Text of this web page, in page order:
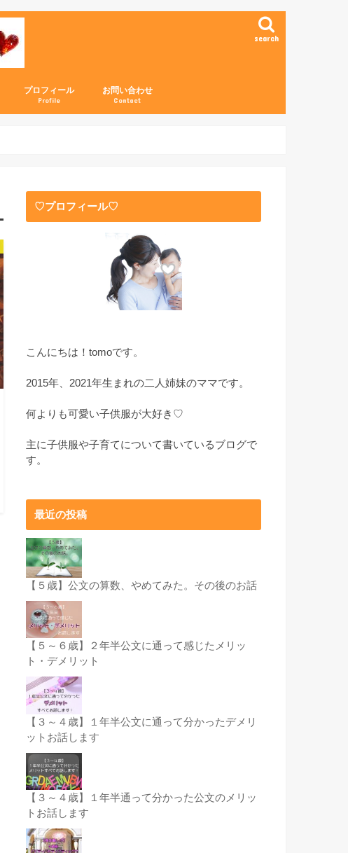
search
プロフィール
Profile
お問い合わせ
Contact
♡プロフィール♡
こんにちは！tomoです。
2015年、2021年生まれの二人姉妹のママです。
何よりも可愛い子供服が大好き♡
主に子供服や子育てについて書いているブログで
す。
最近の投稿
【５歳】公文の算数、やめてみた。その後のお話
【５～６歳】２年半公文に通って感じたメリッ
ト・デメリット
【３～４歳】１年半公文に通って分かったデメリ
ットお話します
【３～４歳】１年半通って分かった公文のメリッ
トお話します